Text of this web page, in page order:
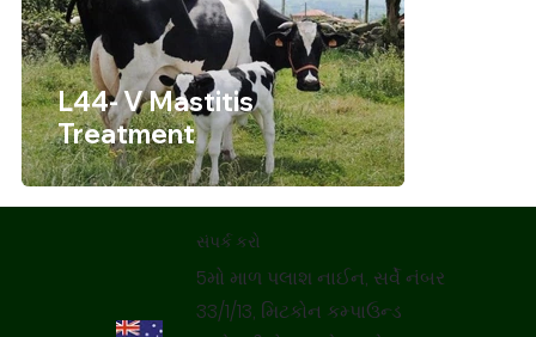
L44- V Mastitis
Treatment
સંપર્ક કરો
5મો માળ પલાશ નાઈન, સર્વે નંબર
33/1/13, મિટકોન કમ્પાઉન્ડ